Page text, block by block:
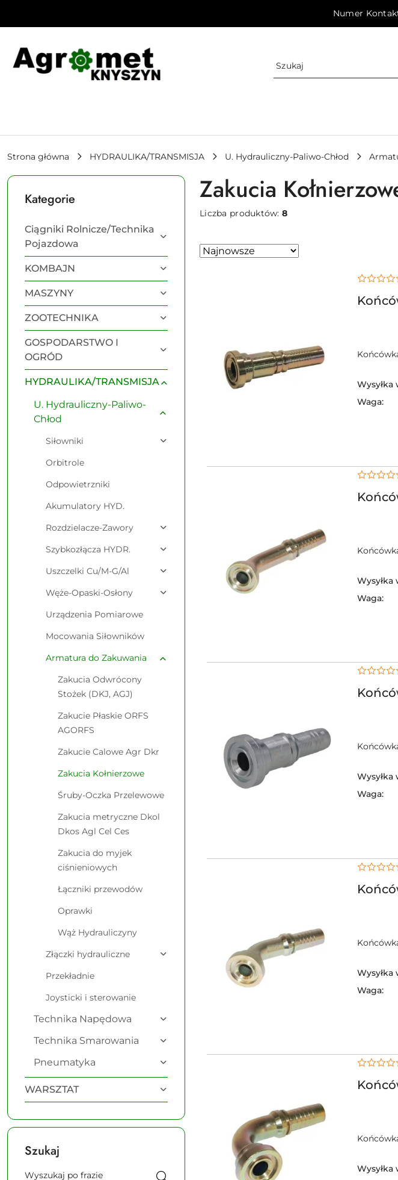
Numer
Strona główna HYDRAULIKA/TRANSMISJA U. Hydrauliczny-Paliwo-Chłod
Kategorie
Ciągniki Rolnicze/Technika
Pojazdowa
KOMBAJN
MASZYNY
ZOOTECHNIKA
GOSPODARSTWO I
OGRÓD
HYDRAULIKA/TRANSMISJA
U. Hydrauliczny-Paliwo-
Chłod
Siłowniki
Orbitrole
Odpowietrzniki
Akumulatory HYD.
Rozdzielacze-Zawory
Szybkozłącza HYDR.
Uszczelki Cu/M-G/Al
Węże-Opaski-Osłony
Urządzenia Pomiarowe
Mocowania Siłowników
Armatura do Zakuwania
Zakucia Odwrócony
Stożek (DKJ, AGJ)
Zakucie Płaskie ORFS
AGORFS
Zakucie Calowe Agr Dkr
Zakucia Kołnierzowe
Śruby-Oczka Przelewowe
Zakucia metryczne Dkol
Dkos Agl Cel Ces
Zakucia do myjek
ciśnieniowych
Łączniki przewodów
Oprawki
Wąż Hydrauliczyny
Złączki hydrauliczne
Przekładnie
Joysticki i sterowanie
Technika Napędowa
Technika Smarowania
Pneumatyka
WARSZTAT
Szukaj
Zakucia
Liczba produktów:8
Zastosowano
Sortuj
Wysyłka
Waga:
Wysyłka
Waga:
Wysyłka
Waga:
Wysyłka
Waga:
Wysyłka